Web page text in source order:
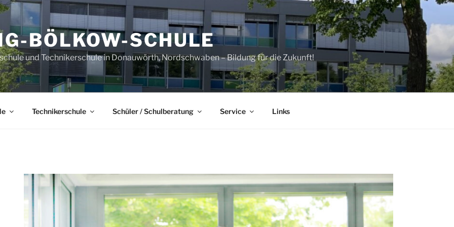
BÖLKOW-SCHULE
und Technikerschule in Donauwörth, Nordschwaben – Bildung für die Zukunft!
Technikerschule Schüler / Schulberatung Service Links